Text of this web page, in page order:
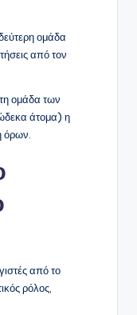
ομάδα
από τον
ομάδα των
άτομα) η
όρων.
από το
ρόλος,